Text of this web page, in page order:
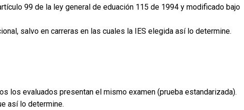
99 de la ley general de eduación 115 de 1994 y modificado bajo
salvo en carreras en las cuales la IES elegida así lo determine.
los evaluados presentan el mismo examen (prueba estandarizada).
así lo determine.